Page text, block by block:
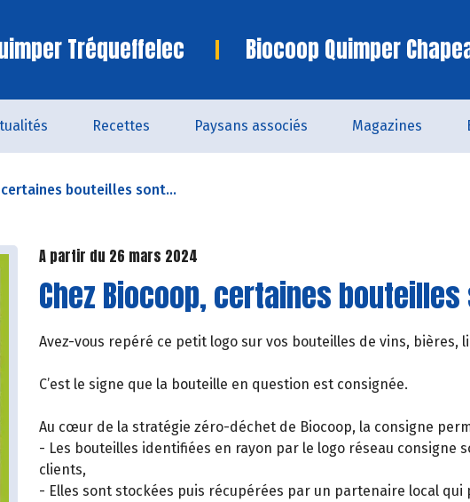
Tréqueffelec Biocoop Quimper
Recettes Paysans associés Magazines
certaines bouteilles sont...
A partir du 26 mars 2024
Chez Biocoop, certaines
Avez-vous repéré ce petit logo sur vos bouteilles de vins, bières,
C’est le signe que la bouteille en question est consignée.
Au cœur de la stratégie zéro-déchet de Biocoop, la consigne
- Les bouteilles identifiées en rayon par le logo réseau consigne
clients,
- Elles sont stockées puis récupérées par un partenaire local